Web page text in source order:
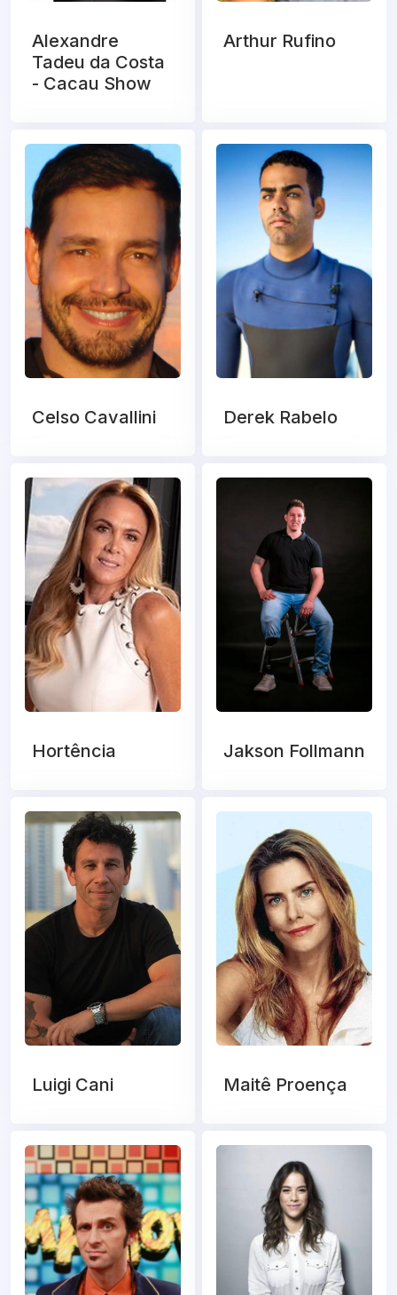
Alexandre
Tadeu da Costa
- Cacau Show
Arthur Rufino
Celso Cavallini Derek Rabelo
Hortência Jakson Follmann
Luigi Cani Maitê Proença